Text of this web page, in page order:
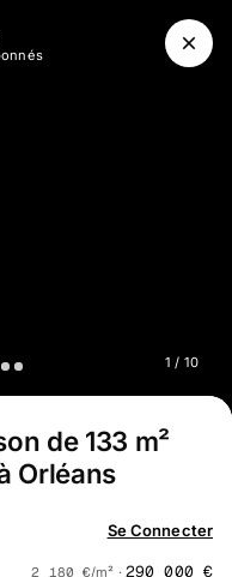
1 / 10
s
de 133 m²
Orléans
Se Connecter
2 180 €/m² · 290 000 €